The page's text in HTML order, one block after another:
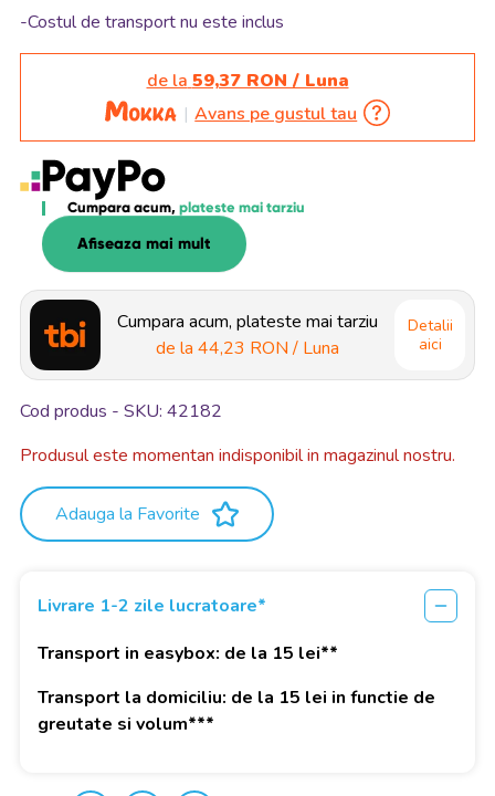
-Costul de transport nu este inclus
de la 59,37 RON / Luna
Avans pe gustul tau
Cumpara acum, plateste mai tarziu
Afiseaza mai mult
Cumpara acum, plateste mai tarziu
de la 44,23 RON / Luna
Detalii
aici
Cod produs - SKU 42182
Produsul este momentan indisponibil in magazinul nostru.
Adauga la Favorite
Livrare 1-2 zile lucratoare*
Transport in easybox: de la 15 lei**
Transport la domiciliu: de la 15 lei in functie de
greutate si volum***